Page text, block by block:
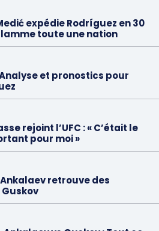
expédie Rodríguez en 30
toute une nation
et pronostics pour
rejoint l’UFC : « C’était le
pour moi »
Ankalaev retrouve des